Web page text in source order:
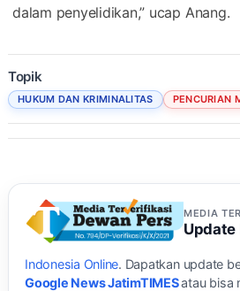
dalam penyelidikan,” ucap Anang.
Topik
HUKUM DAN KRIMINALITAS PENCURIAN
MEDIA
Update
Indonesia Online. Dapatkan update
Google News JatimTIMESatau bisa